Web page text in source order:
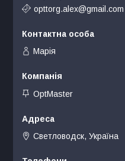
opttorg.alex@gmail.com
Марія
OptMaster
Светловодск, Україна